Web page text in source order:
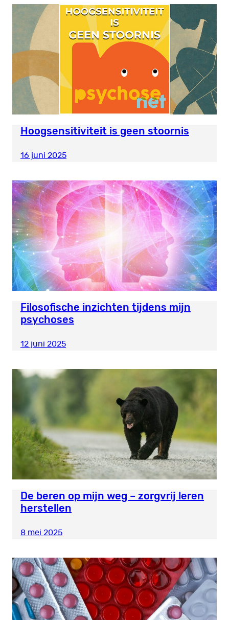
Hoogsensitiviteit is geen stoornis
16 juni 2025
Filosofische inzichten tijdens mijn
psychoses
12 juni 2025
De beren op mijn weg – zorgvrij leren
herstellen
8 mei 2025